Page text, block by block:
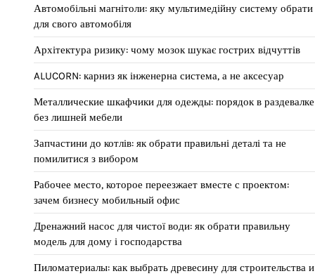
Автомобільні магнітоли: яку мультимедійну систему обрати
для свого автомобіля
Архітектура ризику: чому мозок шукає гострих відчуттів
ALUCORN: карниз як інженерна система, а не аксесуар
Металлические шкафчики для одежды: порядок в раздевалке
без лишней мебели
Запчастини до котлів: як обрати правильні деталі та не
помилитися з вибором
Рабочее место, которое переезжает вместе с проектом:
зачем бизнесу мобильный офис
Дренажний насос для чистої води: як обрати правильну
модель для дому і господарства
Пиломатериалы: как выбрать древесину для строительства и